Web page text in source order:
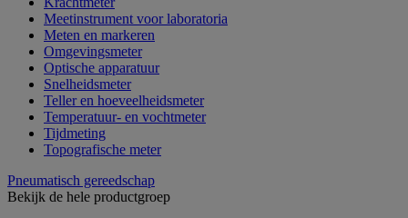
Meetinstrument voor laboratoria
Meten en markeren
Omgevingsmeter
Optische apparatuur
Snelheidsmeter
Teller en hoeveelheidsmeter
Temperatuur- en vochtmeter
Tijdmeting
Topografische meter
Pneumatisch gereedschap
Bekijk de hele productgroep